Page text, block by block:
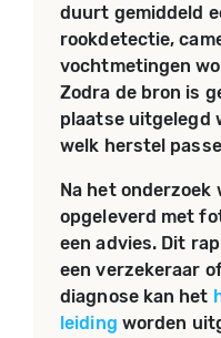
duurt gemiddeld
rookdetectie,
vochtmetingen
Zodra de bron is
plaatse uitgelegd
welk herstel
Na het
opgeleverd met
een advies. Dit
een verzekeraar
diagnose kan het
leiding worden